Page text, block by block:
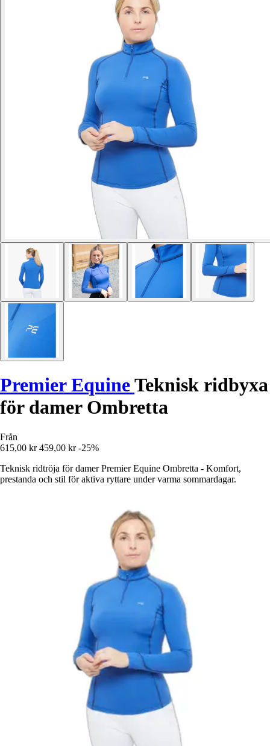
Premier EquineTeknisk ridbyxa
för damer Ombretta
Från
615,00 kr 459,00 kr -25%
Teknisk ridtröja för damer Premier Equine Ombretta - Komfort,
prestanda och stil för aktiva ryttare under varma sommardagar.